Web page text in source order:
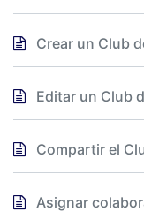
Crear un Club
Editar un Club
Compartir el
Asignar